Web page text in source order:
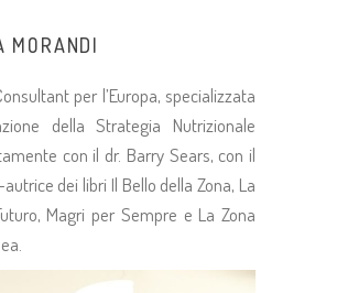
MORANDI
per l’Europa, specializzata
della Strategia Nutrizionale
con il dr. Barry Sears, con il
dei libri Il Bello della Zona, La
Magri per Sempre e La Zona